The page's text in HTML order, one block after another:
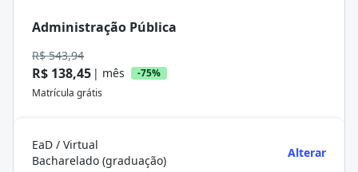
Administração Pública
R$ 543,94
R$ 138,45 | mês
-75%
Matrícula grátis
EaD / Virtual
Bacharelado (graduação)
Alterar